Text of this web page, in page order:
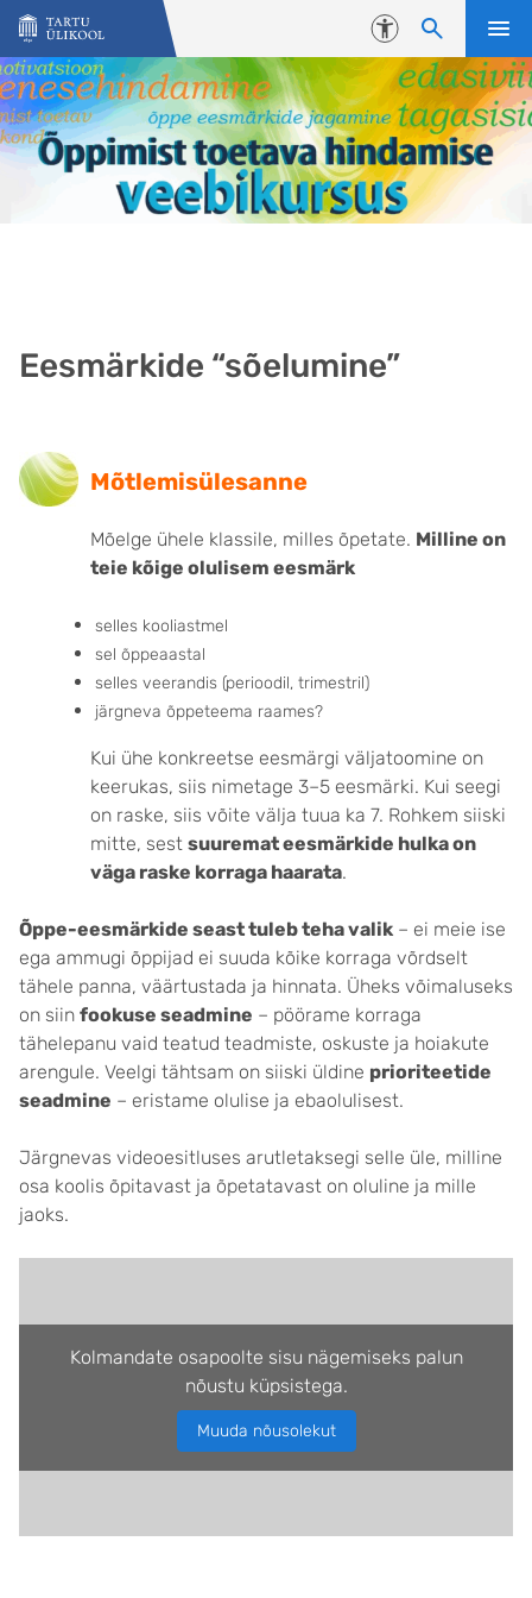
Liigu edasi põhisisu juurde
Juurdepääsetavus
Eesmärkide “sõelumine”
Mõtlemisülesanne
Mõelge ühele klassile, milles õpetate. Milline on
teie kõige olulisem eesmärk
selles kooliastmel
sel õppeaastal
selles veerandis (perioodil, trimestril)
järgneva õppeteema raames?
Kui ühe konkreetse eesmärgi väljatoomine on
keerukas, siis nimetage 3–5 eesmärki. Kui seegi
on raske, siis võite välja tuua ka 7. Rohkem siiski
mitte, sest suuremat eesmärkide hulka on
väga raske korraga haarata.
Õppe-eesmärkide seast tuleb teha valik – ei meie ise
ega ammugi õppijad ei suuda kõike korraga võrdselt
tähele panna, väärtustada ja hinnata. Üheks võimaluseks
on siin fookuse seadmine – pöörame korraga
tähelepanu vaid teatud teadmiste, oskuste ja hoiakute
arengule. Veelgi tähtsam on siiski üldine prioriteetide
seadmine – eristame olulise ja ebaolulisest.
Järgnevas videoesitluses arutletaksegi selle üle, milline
osa koolis õpitavast ja õpetatavast on oluline ja mille
jaoks.
Kolmandate osapoolte sisu nägemiseks palun
nõustu küpsistega.
Muuda nõusolekut